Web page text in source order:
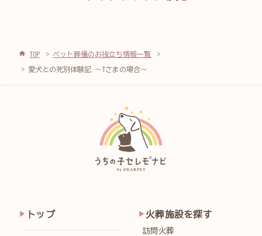
TOP ペット葬儀のお役立ち情報一覧
愛犬との死別体験記 ～Tさまの場合～
トップ 火葬施設を探す
訪問火葬